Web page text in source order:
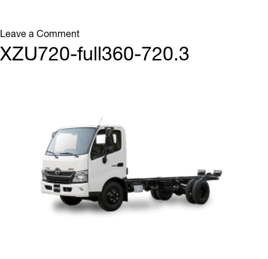
Leave a Commenton
XZU720-
full360-
XZU720-full360-720.3